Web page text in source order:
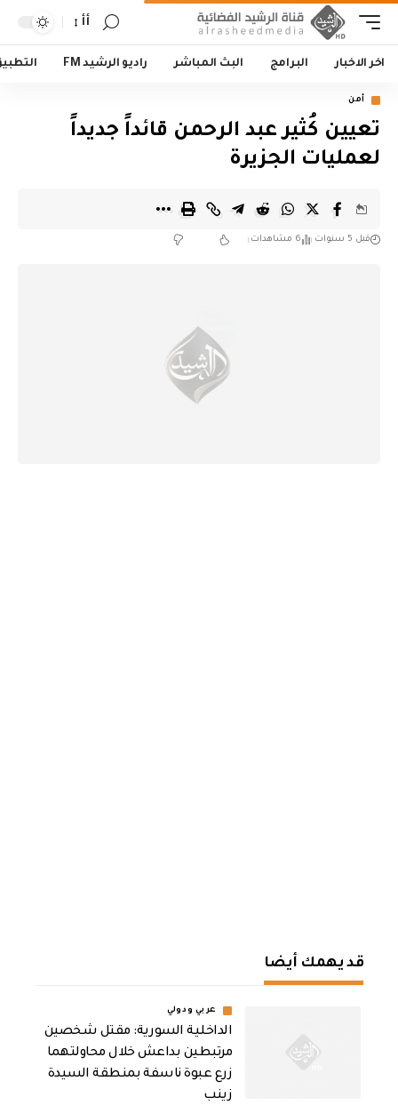
أأ
اخر الاخبار البرامج البث المباشر راديو الرشيد FM
أمن
تعيين كُثير عبد الرحمن قائداً جديداً
لعمليات الجزيرة
قبل 5 سنوات 6 مشاهدات
قد يهمك أيضا
عربي ودولي
الداخلية السورية: مقتل شخصين
مرتبطين بداعش خلال محاولتهما
زرع عبوة ناسفة بمنطقة السيدة
زينب